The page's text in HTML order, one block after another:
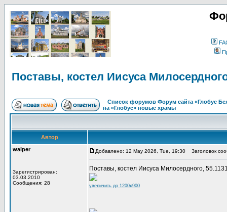
Поставы, костел Иисуса
Список форумов Форум сайта «Глобус
на «Глобус» новые храмы
Автор
walper
Зарегистрирован:
03.03.2010
Сообщения: 28
Добавлено: 12 May 2026, Tue, 19:30 Заголовок
Поставы, костел Иисуса Милосердного,
увеличить до 1200x900